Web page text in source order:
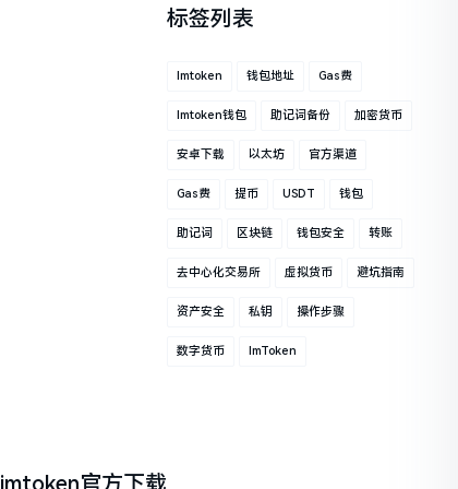
标签列表
Imtoken 钱包地址 Gas费
Imtoken钱包 助记词备份 加密货币
安卓下载 以太坊 官方渠道
Gas费 提币 USDT 钱包
助记词 区块链 钱包安全 转账
去中心化交易所 虚拟货币 避坑指南
资产安全 私钥 操作步骤
数字货币 ImToken